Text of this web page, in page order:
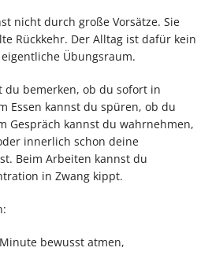
nicht durch große Vorsätze. Sie
Rückkehr. Der Alltag ist dafür kein
Übungsraum.
du bemerken, ob du sofort in
Essen kannst du spüren, ob du
Gespräch kannst du wahrnehmen,
innerlich schon deine
Beim Arbeiten kannst du
in Zwang kippt.
bewusst atmen,